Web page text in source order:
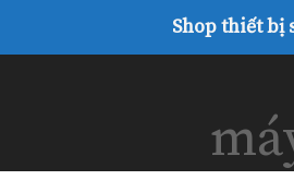
Shop thiết bị